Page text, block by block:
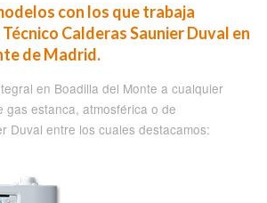
con los que trabaja
Calderas Saunier Duval en
de Madrid.
en Boadilla del Monte a cualquier
gas estanca, atmosférica o de
Duval entre los cuales destacamos: